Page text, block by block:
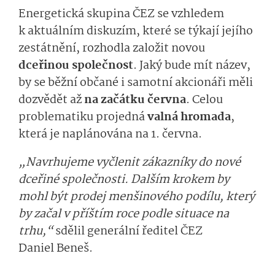
Energetická skupina ČEZ se vzhledem
k aktuálním diskuzím, které se týkají jejího
zestátnění, rozhodla založit novou
dceřinou společnost. Jaký bude mít název,
by se běžní občané i samotní akcionáři měli
dozvědět ažna začátku června. Celou
problematiku projednávalná hromada,
která je naplánována na 1. června.
„Navrhujeme vyčlenit zákazníky do nové
dceřiné společnosti. Dalším krokem by
mohl být prodej menšinového podílu, který
by začal v příštím roce podle situace na
trhu,“sdělil generální ředitel ČEZ
Daniel Beneš.